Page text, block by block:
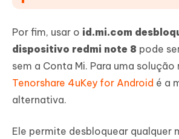
Por fim, usar o id.mi.com
dispositivo redmi note 8 pode
sem a Conta Mi. Para uma solução
Tenorshare 4uKey for Android é a
alternativa.
Ele permite desbloquear qualquer